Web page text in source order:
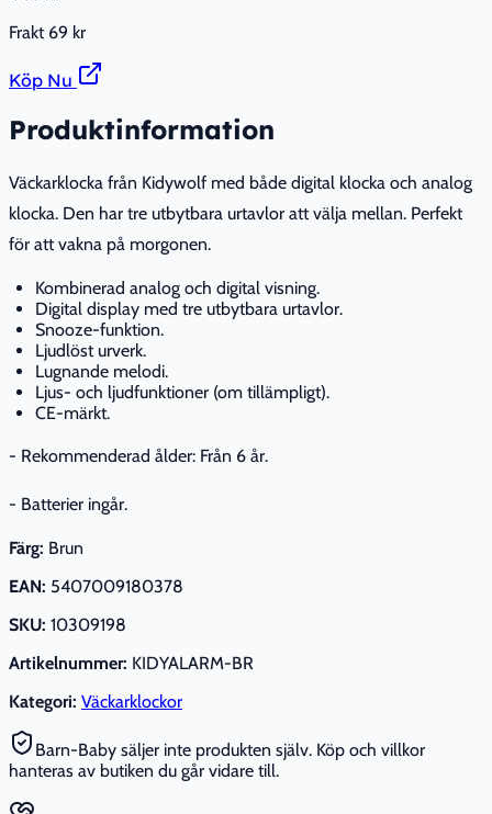
Frakt 69 kr
Köp Nu
Produktinformation
Väckarklocka från Kidywolf med både digital klocka och analog
klocka. Den har tre utbytbara urtavlor att välja mellan. Perfekt
för att vakna på morgonen.
Kombinerad analog och digital visning.
Digital display med tre utbytbara urtavlor.
Snooze-funktion.
Ljudlöst urverk.
Lugnande melodi.
Ljus- och ljudfunktioner (om tillämpligt).
CE-märkt.
- Rekommenderad ålder: Från 6 år.
- Batterier ingår.
Färg: Brun
EAN: 5407009180378
SKU: 10309198
Artikelnummer: KIDYALARM-BR
Kategori: Väckarklockor
Barn-Baby säljer inte produkten själv. Köp och villkor
hanteras av butiken du går vidare till.